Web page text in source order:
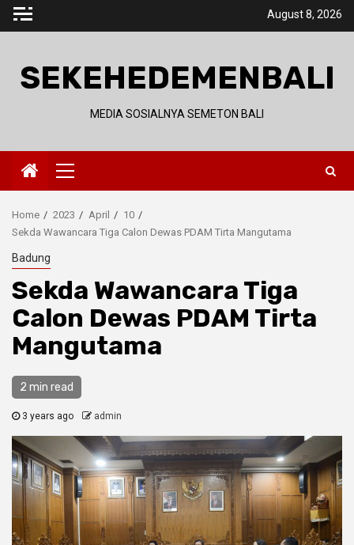
Skip
August 8, 2026
SEKEHEDEMENBALI
MEDIA SOSIALNYA SEMETON BALI
Primary
Menu
Home 2023 April
10
Sekda Wawancara Tiga Calon Dewas PDAM Tirta Mangutama
Badung
Sekda Wawancara Tiga
Calon Dewas PDAM Tirta
Mangutama
2 min read
3 years ago admin